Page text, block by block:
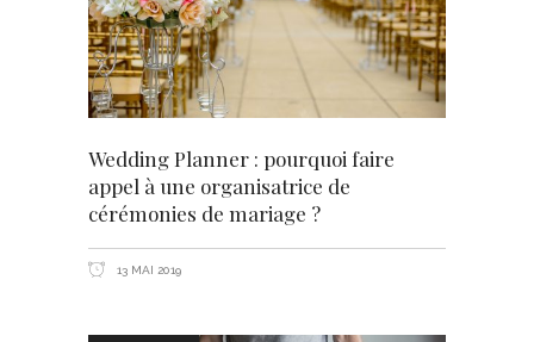
Wedding Planner : pourquoi faire
appel à une organisatrice de
cérémonies de mariage ?
13 MAI 2019